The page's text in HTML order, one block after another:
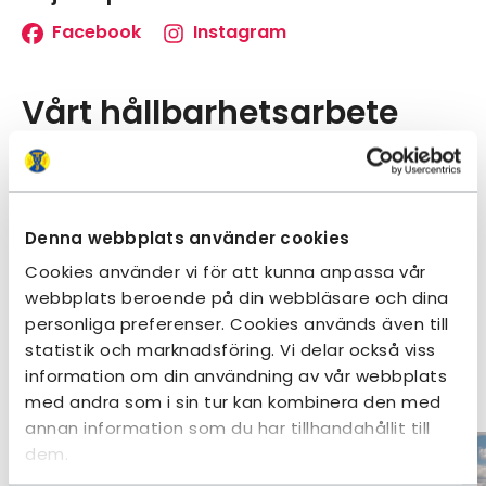
Denna webbplats använder cookies
Cookies använder vi för att kunna anpassa vår
webbplats beroende på din webbläsare och dina
personliga preferenser. Cookies används även till
statistik och marknadsföring. Vi delar också viss
information om din användning av vår webbplats
med andra som i sin tur kan kombinera den med
annan information som du har tillhandahållit till
dem.
Facebook Instagram
Vårt hållbarhetsarbete
om att arbeta hållbart i den dagliga driften
samt tipsa om hur du som gäst kan bidra i
arbetet.
Vandringstips